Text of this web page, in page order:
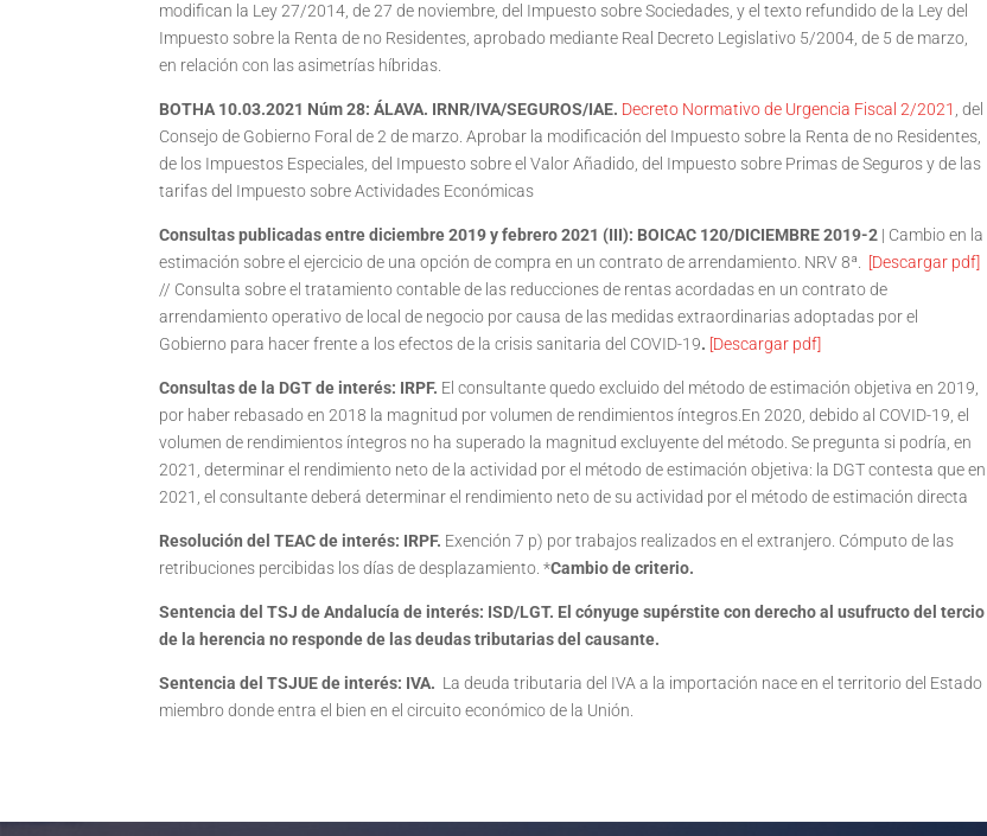
modifican la Ley 27/2014, de 27 de noviembre, del Impuesto sobre Sociedades, y el texto refundido de la Ley del
Impuesto sobre la Renta de no Residentes, aprobado mediante Real Decreto Legislativo 5/2004, de 5 de marzo,
en relación con las asimetrías híbridas.
BOTHA 10.03.2021 Núm 28:ÁLAVA. IRNR/IVA/SEGUROS/IAE. Decreto Normativo de Urgencia Fiscal 2/2021 , del
Consejo de Gobierno Foral de 2 de marzo. Aprobar la modificación del Impuesto sobre la Renta de no Residentes,
de los Impuestos Especiales, del Impuesto sobre el Valor Añadido, del Impuesto sobre Primas de Seguros y de las
tarifas del Impuesto sobre Actividades Económicas
Consultas publicadas entre diciembre 2019 y febrero 2021 (III): BOICAC 120/DICIEMBRE 2019-2 | Cambio en la
estimación sobre el ejercicio de una opción de compra en un contrato de arrendamiento. NRV 8ª. [Descargar pdf]
// Consulta sobre el tratamiento contable de las reducciones de rentas acordadas en un contrato de
arrendamiento operativo de local de negocio por causa de las medidas extraordinarias adoptadas por el
Gobierno para hacer frente a los efectos de la crisis sanitaria del COVID-19. [Descargar pdf]
Consultas de la DGT de interés: IRPF. El consultante quedo excluido del método de estimación objetiva en 2019,
por haber rebasado en 2018 la magnitud por volumen de rendimientos íntegros.En 2020, debido al COVID-19, el
volumen de rendimientos íntegros no ha superado la magnitud excluyente del método. Se pregunta si podría, en
2021, determinar el rendimiento neto de la actividad por el método de estimación objetiva: la DGT contesta que en
2021, el consultante deberá determinar el rendimiento neto de su actividad por el método de estimación directa
Resolución del TEAC de interés: IRPF. Exención 7 p) por trabajos realizados en el extranjero. Cómputo de las
retribuciones percibidas los días de desplazamiento. *Cambio de criterio.
Sentencia del TSJ de Andalucía de interés: ISD/LGT. El cónyuge supérstite con derecho al usufructo del tercio
de la herencia no responde de las deudas tributarias del causante.
Sentencia del TSJUE de interés: IVA. La deuda tributaria del IVA a la importación nace en el territorio del Estado
miembro donde entra el bien en el circuito económico de la Unión.